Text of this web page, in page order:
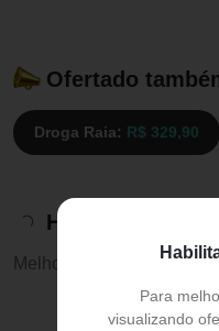
Para
visualizando
Ofertado
Droga Raia: R$ 329,90
Histórico de
Melhor preço: R$ 234,00